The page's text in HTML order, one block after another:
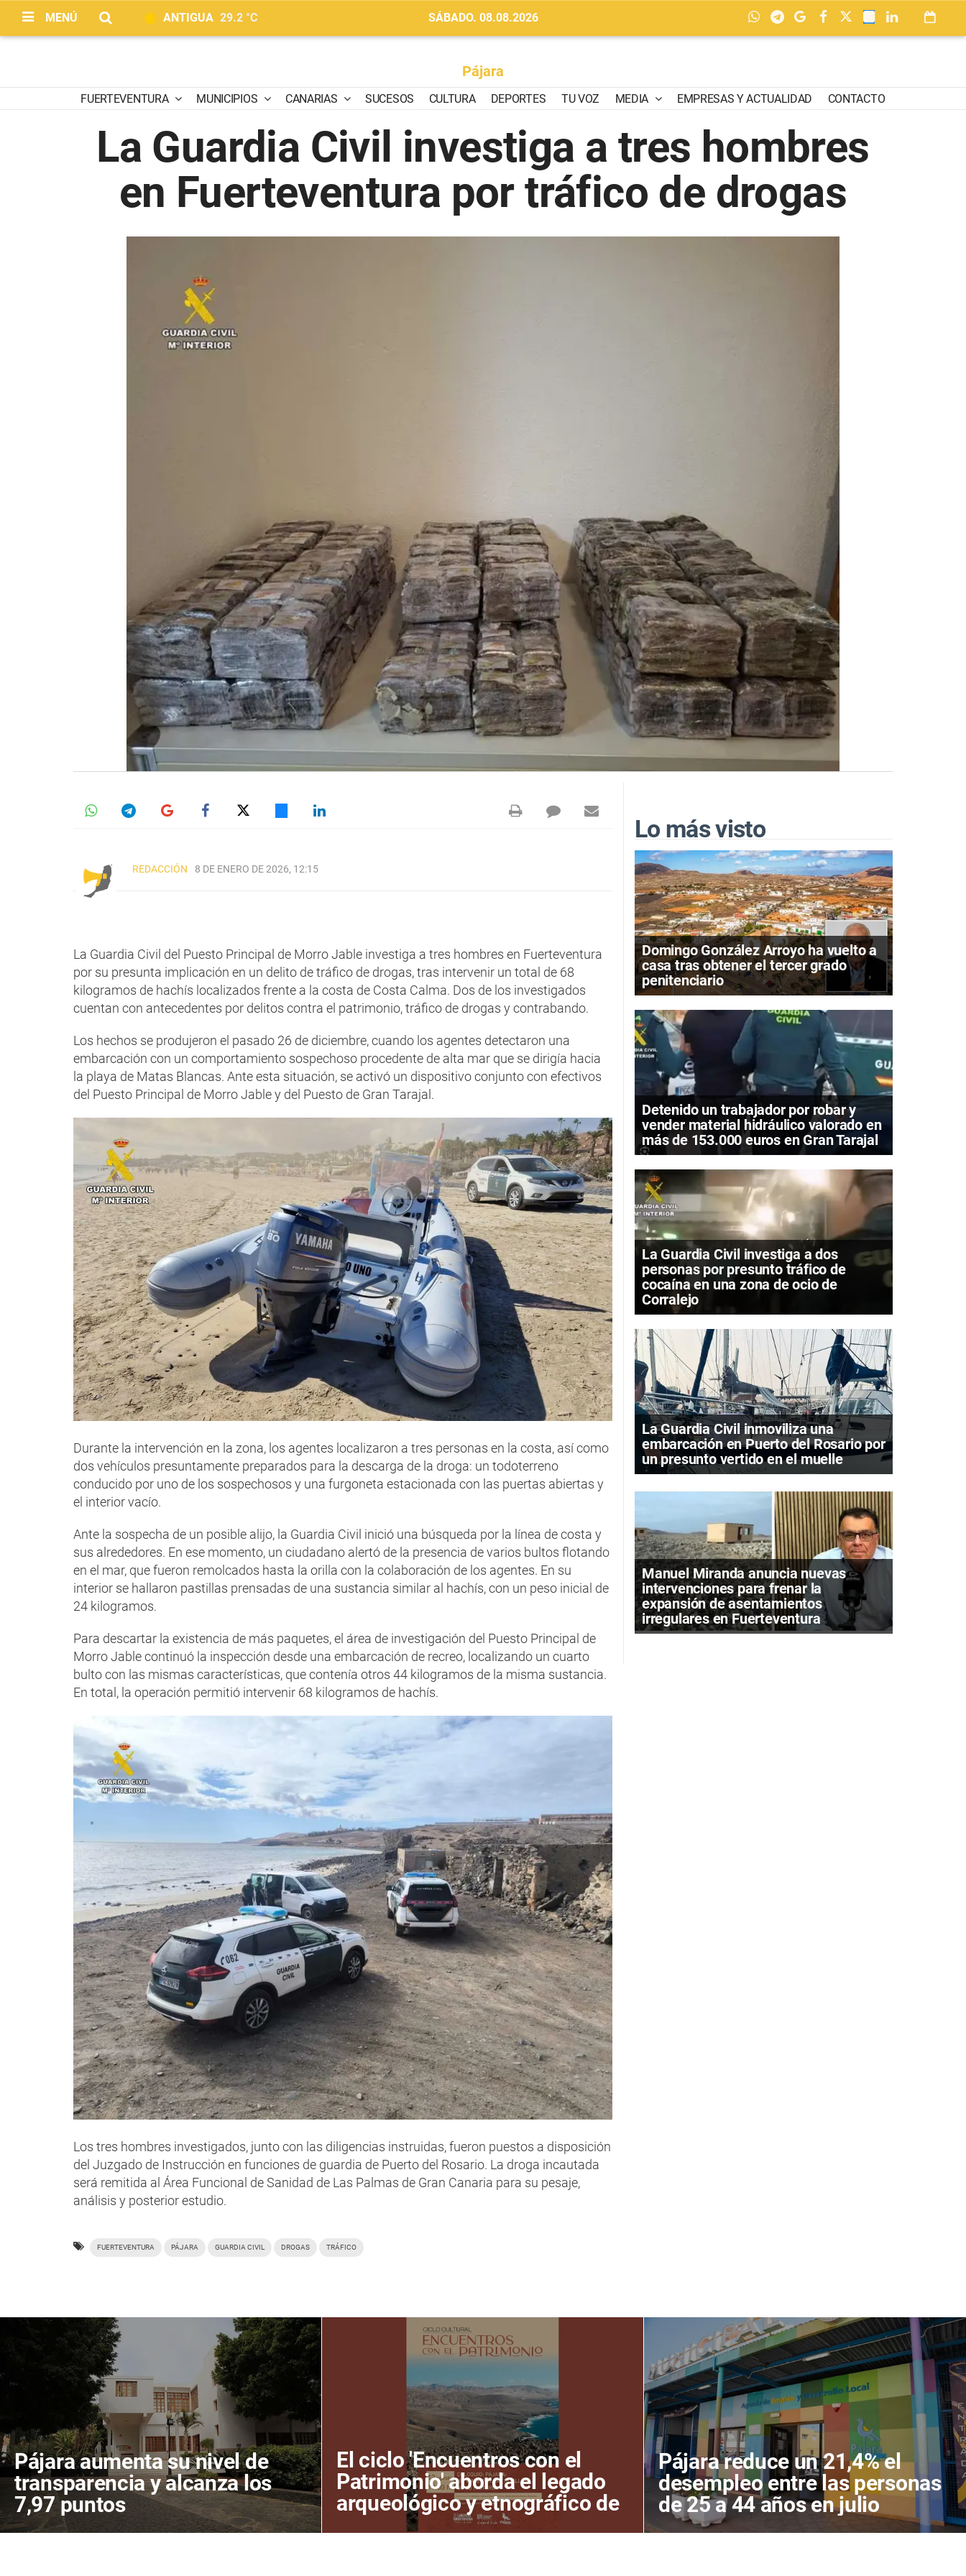
MENÚ ANTIGUA 29.2 °C SÁBADO. 08.08.2026
Pájara
FUERTEVENTURA MUNICIPIOS CANARIAS SUCESOS CULTURA DEPORTES TU VOZ MEDIA EMPRESAS Y ACTUALIDAD CONTACTO
La Guardia Civil investiga a tres hombres
en Fuerteventura por tráfico de drogas
REDACCIÓN 8 DE ENERO DE 2026, 12:15
La Guardia Civil del Puesto Principal de Morro Jable investiga a tres hombres en Fuerteventura
por su presunta implicación en un delito de tráfico de drogas, tras intervenir un total de 68
kilogramos de hachís localizados frente a la costa de Costa Calma. Dos de los investigados
cuentan con antecedentes por delitos contra el patrimonio, tráfico de drogas y contrabando.
Los hechos se produjeron el pasado 26 de diciembre, cuando los agentes detectaron una
embarcación con un comportamiento sospechoso procedente de alta mar que se dirigía hacia
la playa de Matas Blancas. Ante esta situación, se activó un dispositivo conjunto con efectivos
del Puesto Principal de Morro Jable y del Puesto de Gran Tarajal.
Durante la intervención en la zona, los agentes localizaron a tres personas en la costa, así como
dos vehículos presuntamente preparados para la descarga de la droga: un todoterreno
conducido por uno de los sospechosos y una furgoneta estacionada con las puertas abiertas y
el interior vacío.
Ante la sospecha de un posible alijo, la Guardia Civil inició una búsqueda por la línea de costa y
sus alrededores. En ese momento, un ciudadano alertó de la presencia de varios bultos flotando
en el mar, que fueron remolcados hasta la orilla con la colaboración de los agentes. En su
interior se hallaron pastillas prensadas de una sustancia similar al hachís, con un peso inicial de
24 kilogramos.
Para descartar la existencia de más paquetes, el área de investigación del Puesto Principal de
Morro Jable continuó la inspección desde una embarcación de recreo, localizando un cuarto
bulto con las mismas características, que contenía otros 44 kilogramos de la misma sustancia.
En total, la operación permitió intervenir 68 kilogramos de hachís.
Los tres hombres investigados, junto con las diligencias instruidas, fueron puestos a disposición
del Juzgado de Instrucción en funciones de guardia de Puerto del Rosario. La droga incautada
será remitida al Área Funcional de Sanidad de Las Palmas de Gran Canaria para su pesaje,
análisis y posterior estudio.
FUERTEVENTURA PÁJARA GUARDIA CIVIL DROGAS TRÁFICO
Lo más visto
Domingo González Arroyo ha vuelto a
casa tras obtener el tercer grado
penitenciario
Detenido un trabajador por robar y
vender material hidráulico valorado en
más de 153.000 euros en Gran Tarajal
La Guardia Civil investiga a dos
personas por presunto tráfico de
cocaína en una zona de ocio de
Corralejo
La Guardia Civil inmoviliza una
embarcación en Puerto del Rosario por
un presunto vertido en el muelle
Manuel Miranda anuncia nuevas
intervenciones para frenar la
expansión de asentamientos
irregulares en Fuerteventura
Pájara aumenta su nivel de
transparencia y alcanza los
7,97 puntos
El ciclo 'Encuentros con el
Patrimonio' aborda el legado
arqueológico y etnográfico de
Pájara reduce un 21,4% el
desempleo entre las personas
de 25 a 44 años en julio